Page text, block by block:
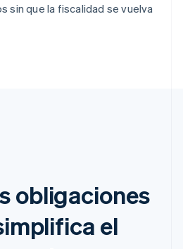
sin que la fiscalidad se vuelva
obligaciones
el